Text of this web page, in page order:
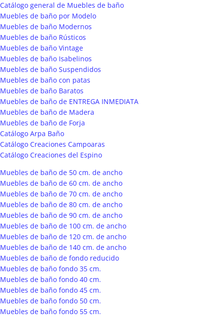
Catálogo general de Muebles de baño
Muebles de baño por Modelo
Muebles de baño Modernos
Muebles de baño Rústicos
Muebles de baño Vintage
Muebles de baño Isabelinos
Muebles de baño Suspendidos
Muebles de baño con patas
Muebles de baño Baratos
Muebles de baño de ENTREGA INMEDIATA
Muebles de baño de Madera
Muebles de baño de Forja
Catálogo Arpa Baño
Catálogo Creaciones Campoaras
Catálogo Creaciones del Espino
Muebles de baño de 50 cm. de ancho
Muebles de baño de 60 cm. de ancho
Muebles de baño de 70 cm. de ancho
Muebles de baño de 80 cm. de ancho
Muebles de baño de 90 cm. de ancho
Muebles de baño de 100 cm. de ancho
Muebles de baño de 120 cm. de ancho
Muebles de baño de 140 cm. de ancho
Muebles de baño de fondo reducido
Muebles de baño fondo 35 cm.
Muebles de baño fondo 40 cm.
Muebles de baño fondo 45 cm.
Muebles de baño fondo 50 cm.
Muebles de baño fondo 55 cm.